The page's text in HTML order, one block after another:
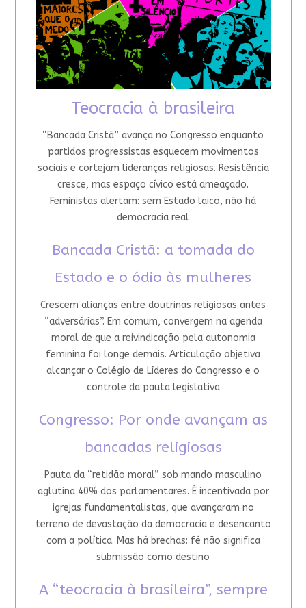
Teocracia à brasileira
“Bancada Cristã” avança no Congresso enquanto
partidos progressistas esquecem movimentos
sociais e cortejam lideranças religiosas. Resistência
cresce, mas espaço cívico está ameaçado.
Feministas alertam: sem Estado laico, não há
democracia real
Bancada Cristã: a tomada do
Estado e o ódio às mulheres
Crescem alianças entre doutrinas religiosas antes
“adversárias”. Em comum, convergem na agenda
moral de que a reivindicação pela autonomia
feminina foi longe demais. Articulação objetiva
alcançar o Colégio de Líderes do Congresso e o
controle da pauta legislativa
Congresso: Por onde avançam as
bancadas religiosas
Pauta da “retidão moral” sob mando masculino
aglutina 40% dos parlamentares. É incentivada por
igrejas fundamentalistas, que avançaram no
terreno de devastação da democracia e desencanto
com a política. Mas há brechas: fé não significa
submissão como destino
A “teocracia à brasileira”, sempre